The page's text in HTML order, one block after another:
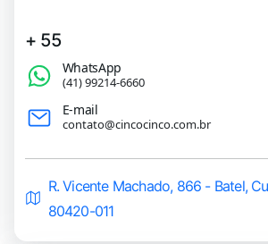
+ 55
WhatsApp
(41) 99214-6660
E-mail
contato@cincocinco.com.br
R. Vicente Machado, 866 - Batel,
80420-011